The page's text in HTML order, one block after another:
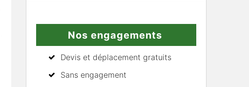
Nos engagements
Devis et déplacement gratuits
Sans engagement